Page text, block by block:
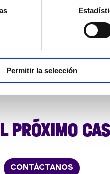
Permitir la selección
PRÓXIMO
CONTÁCTANOS